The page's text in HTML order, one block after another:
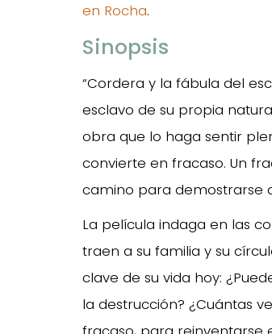
en Rocha.
Sinopsis
“Cordera y la fábula del
esclavo de su propia
obra que lo haga sentir
convierte en fracaso. Un
camino para demostrarse
La película indaga en las
traen a su familia y su
clave de su vida hoy:
la destrucción? ¿Cuántas